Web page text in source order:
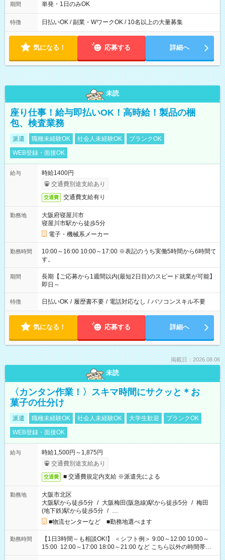
期間 単発・1日のみOK
特徴 日払いOK / 副業・WワークOK / 10名以上の大量募集
気になる！ 応募する 詳細へ
未読
座り仕事！給与即払いOK！高時給！製品の梱
包、検査業務
派遣 職種未経験OK 社会人未経験OK
ブランクOK
WEB登録・面接OK
給与
時給1400円
交通費別途支給あり
交通費 交通費支給有り
勤務地
大阪府寝屋川市
寝屋川市駅から徒歩5分
電子・機械系メーカー
勤務時間
10:00～16:00 10:00～17:00 ※表記のうち実働5時間から6時間で
す。
期間
長期【ご応募から1週間以内(最短2日目)のスピード就業が可能】
即日～
特徴 日払いOK / 履歴書不要 / 電話対応なし / パソコンスキル不要
気になる！ 応募する 詳細へ
掲載日：2026.08.06
未読
〈カンタン作業！〉スキマ時間にサクッと＊お
菓子の仕分け
派遣 職種未経験OK 社会人未経験OK 大学生歓迎
ブランクOK
WEB登録・面接OK
給与
時給1,500円～1,875円
交通費別途支給あり
交通費 ■ 交通費規定内支給 ※派遣先による
勤務地
大阪市北区
大阪駅から徒歩5分 / 大阪梅田(阪急線)駅から徒歩5分 / 梅田
(地下鉄)駅から徒歩5分 / …
■物流センターなど ■勤務地選べます
勤務時間
【1日3時間～も相談OK!】 ＜シフト例＞ 9:00～12:00 10:00～
15:00 12:00～17:00 18:00～21:00 など こちら以外の時間帯も
お気軽にご相談ください！